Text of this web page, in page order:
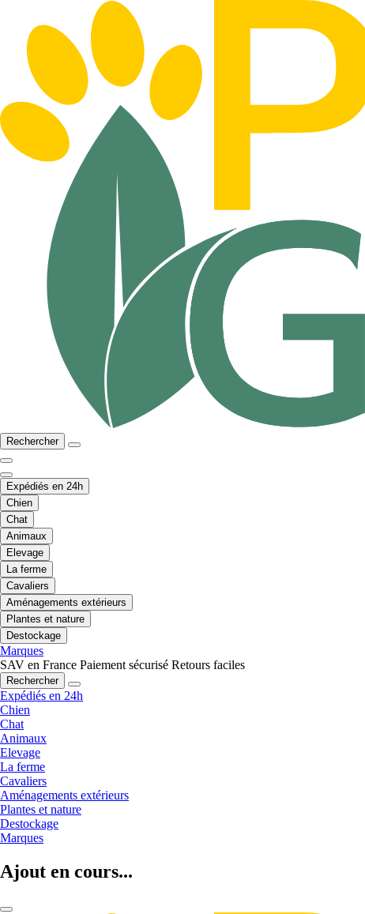
Rechercher
Expédiés en 24h
Chien
Chat
Animaux
Elevage
La ferme
Cavaliers
Aménagements extérieurs
Plantes et nature
Destockage
Marques
SAV en France Paiement sécurisé Retours faciles
Rechercher
Expédiés en 24h
Chien
Chat
Animaux
Elevage
La ferme
Cavaliers
Aménagements extérieurs
Plantes et nature
Destockage
Marques
Ajout en cours...